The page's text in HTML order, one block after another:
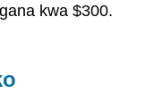
kwa $300.